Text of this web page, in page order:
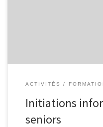
ACTIVITÉS
Initiations
seniors